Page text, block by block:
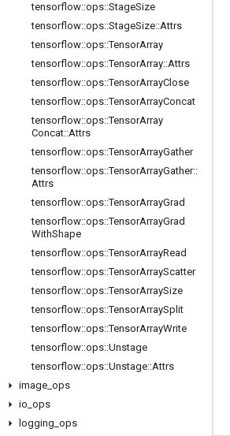
tensorflow::ops::StageSize
tensorflow::ops::StageSize::Attrs
tensorflow::ops::TensorArray
tensorflow::ops::TensorArray::Attrs
tensorflow::ops::TensorArrayClose
tensorflow::ops::TensorArrayConcat
tensorflow::ops::TensorArray
Concat::Attrs
tensorflow::ops::TensorArrayGather
tensorflow::ops::TensorArrayGather::
Attrs
tensorflow::ops::TensorArrayGrad
tensorflow::ops::TensorArrayGrad
WithShape
tensorflow::ops::TensorArrayRead
tensorflow::ops::TensorArrayScatter
tensorflow::ops::TensorArraySize
tensorflow::ops::TensorArraySplit
tensorflow::ops::TensorArrayWrite
tensorflow::ops::Unstage
tensorflow::ops::Unstage::Attrs
image ops
io ops
logging ops